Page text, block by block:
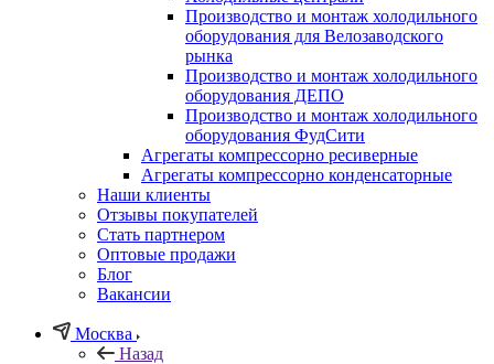
Производство и монтаж холодильного
оборудования для Велозаводского
рынка
Производство и монтаж холодильного
оборудования ДЕПО
Производство и монтаж холодильного
оборудования ФудСити
Агрегаты компрессорно ресиверные
Агрегаты компрессорно конденсаторные
Наши клиенты
Отзывы покупателей
Стать партнером
Оптовые продажи
Блог
Вакансии
Москва
Назад